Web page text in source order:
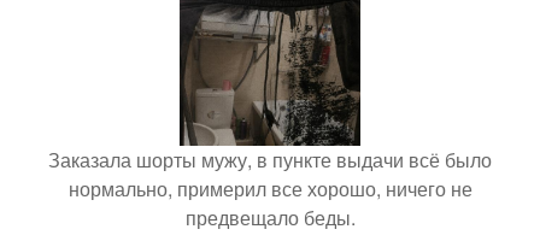
Заказала шорты мужу, в пункте выдачи всё было
нормально, примерил все хорошо, ничего не
предвещало беды.